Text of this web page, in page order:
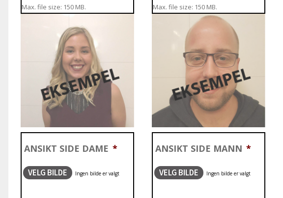
Max. file size: 150 MB.
ANSIKT SIDE DAME *
VELG BILDE
Max. file size: 150 MB.
ANSIKT SIDE MANN *
VELG BILDE